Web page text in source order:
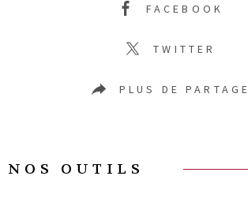
FACEBOOK
TWITTER
PLUS DE PARTAGE
NOS OUTILS